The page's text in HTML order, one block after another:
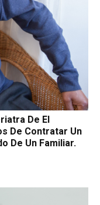
De El
De Contratar Un
De Un Familiar.